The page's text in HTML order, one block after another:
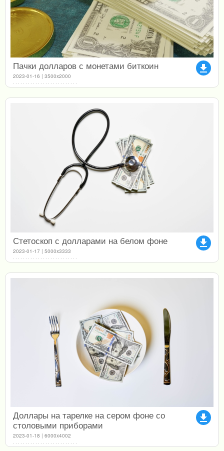
file_download
Пачки долларов с монетами биткоин
2023-01-16 | 3500x2000
file_download
Стетоскоп с долларами на белом фоне
2023-01-17 | 5000x3333
file_download
Доллары на тарелке на сером фоне со
столовыми приборами
2023-01-18 | 6000x4002